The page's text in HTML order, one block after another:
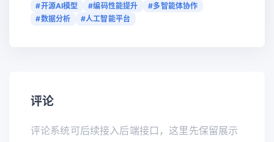
#开源AI模型 #编码性能提升
#多智能体协作
#数据分析
#人工智能平台
评论
评论系统可后续接入后端接口，这里先保留展示